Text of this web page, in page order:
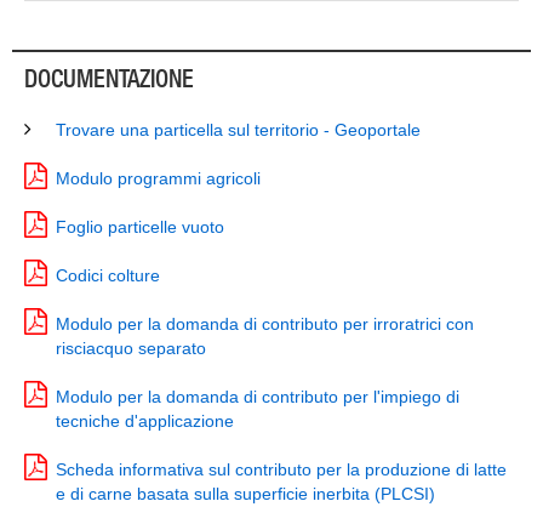
DOCUMENTAZIONE
Trovare una particella sul territorio - Geoportale
Modulo programmi agricoli
Foglio particelle vuoto
Codici colture
Modulo per la domanda di contributo per irroratrici con
risciacquo separato
Modulo per la domanda di contributo per l'impiego di
tecniche d'applicazione
Scheda informativa sul contributo per la produzione di latte
e di carne basata sulla superficie inerbita (PLCSI)